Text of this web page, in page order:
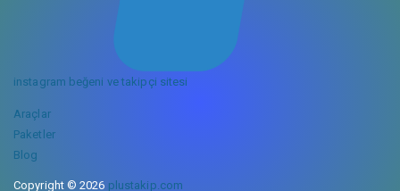
instagram beğeni ve takipçi sitesi
Araçlar
Paketler
Blog
Copyright © 2026 plustakip.com